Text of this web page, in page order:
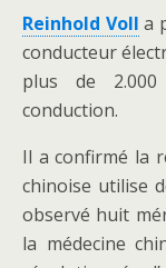
Reinhold Voll a
conducteur
plus de
conduction.
Il a confirmé la
chinoise utilise
observé huit
la médecine